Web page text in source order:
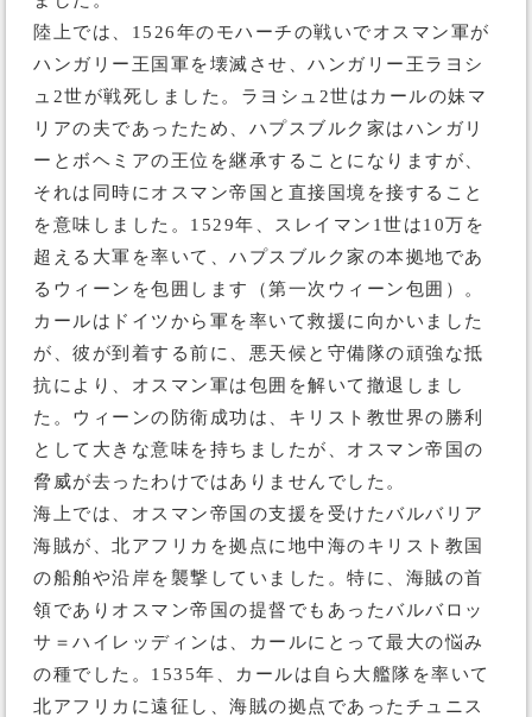
陸上では、1526年のモハーチの戦いでオスマン軍が
ハンガリー王国軍を壊滅させ、ハンガリー王ラヨシ
ュ2世が戦死しました。ラヨシュ2世はカールの妹マ
リアの夫であったため、ハプスブルク家はハンガリ
ーとボヘミアの王位を継承することになりますが、
それは同時にオスマン帝国と直接国境を接すること
を意味しました。1529年、スレイマン1世は10万を
超える大軍を率いて、ハプスブルク家の本拠地であ
るウィーンを包囲します（第一次ウィーン包囲）。
カールはドイツから軍を率いて救援に向かいました
が、彼が到着する前に、悪天候と守備隊の頑強な抵
抗により、オスマン軍は包囲を解いて撤退しまし
た。ウィーンの防衛成功は、キリスト教世界の勝利
として大きな意味を持ちましたが、オスマン帝国の
脅威が去ったわけではありませんでした。
海上では、オスマン帝国の支援を受けたバルバリア
海賊が、北アフリカを拠点に地中海のキリスト教国
の船舶や沿岸を襲撃していました。特に、海賊の首
領でありオスマン帝国の提督でもあったバルバロッ
サ＝ハイレッディンは、カールにとって最大の悩み
の種でした。1535年、カールは自ら大艦隊を率いて
北アフリカに遠征し、海賊の拠点であったチュニス